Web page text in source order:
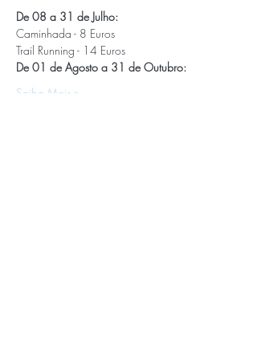
De 08 a 31 de Julho:
Caminhada - 8 Euros
Trail Running - 14 Euros
De 01 de Agosto a 31 de Outubro:
Saiba Mais >